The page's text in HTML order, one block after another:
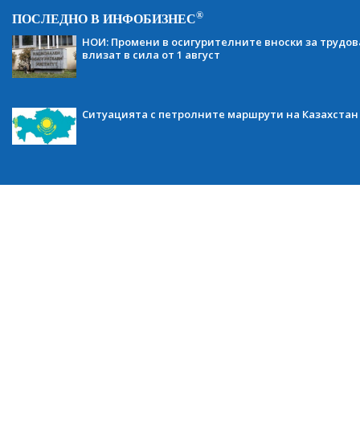
ПОСЛЕДНО В ИНФОБИЗНЕС®
НОИ: Промени в осигурителните вноски за
влизат в сила от 1 август
Ситуацията с петролните маршрути на Казахстан